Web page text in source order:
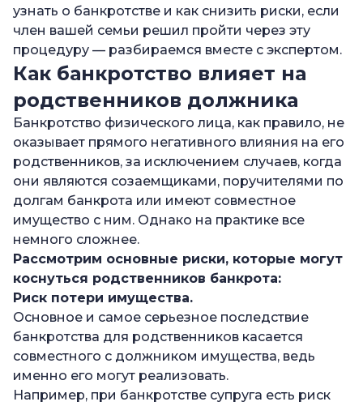
—Как родственникам защитить себя от
последствий банкротства
—
Как отражается банкротство на
родственниках: главное
—Часто задаваемые вопросы
Кого из родственников проверяют при
банкротстве?
—Как банкротство может повлиять на
родственников?
—Узнают ли родственники о банкротстве?
узнать о банкротстве и как снизить риски, если
член вашей семьи решил пройти через эту
процедуру — разбираемся вместе с экспертом.
Как банкротство влияет на
родственников должника
Банкротство физического лица, как правило, не
оказывает прямого негативного влияния на его
родственников, за исключением случаев, когда
они являются созаемщиками, поручителями по
долгам банкрота или имеют совместное
имущество с ним. Однако на практике все
немного сложнее.
Рассмотрим основные риски, которые могут
коснуться родственников банкрота:
Риск потери имущества.
Основное и самое серьезное последствие
банкротства для родственников касается
совместного с должником имущества, ведь
именно его могут реализовать.
Например, при банкротстве супруга есть риск